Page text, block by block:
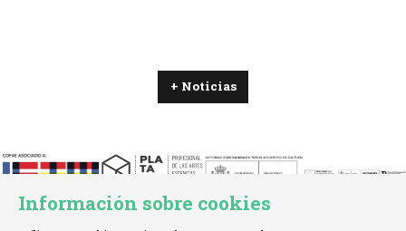
+ Noticias
Información sobre cookies